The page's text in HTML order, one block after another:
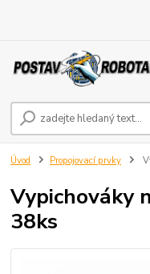
Úvod Propojovací prvky
Vypichováky
38ks